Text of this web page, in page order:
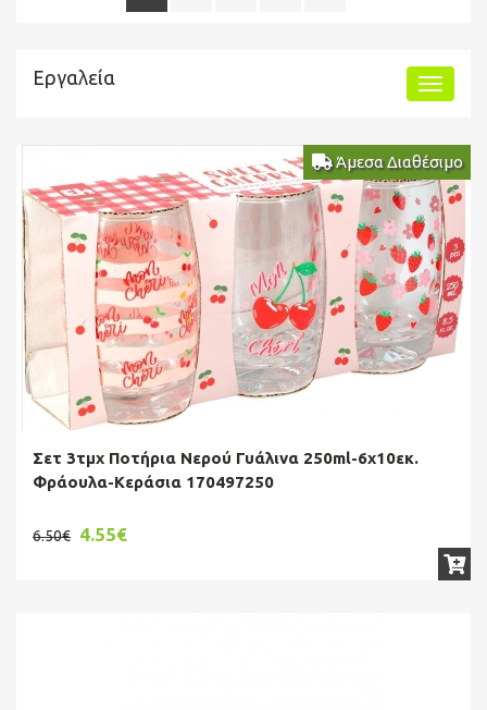
Εργαλεία
Άμεσα Διαθέσιμο
Σετ 3τμχ Ποτήρια Νερού Γυάλινα 250ml-6x10εκ.
Φράουλα-Κεράσια 170497250
6.50€ 4.55€